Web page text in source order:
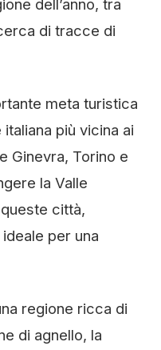
dell’anno, tra
di tracce di
meta turistica
più vicina ai
Ginevra, Torino e
la Valle
città,
per una
regione ricca di
di agnello, la